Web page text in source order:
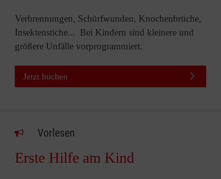
Verbrennungen, Schürfwunden, Knochenbrüche,
Insektenstiche... Bei Kindern sind kleinere und
größere Unfälle vorprogrammiert.
Jetzt buchen
Vorlesen
Erste Hilfe am Kind